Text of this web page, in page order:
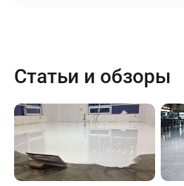
Статьи и обзоры